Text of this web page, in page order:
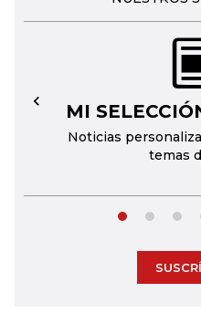
MI
Noticias
temas
←